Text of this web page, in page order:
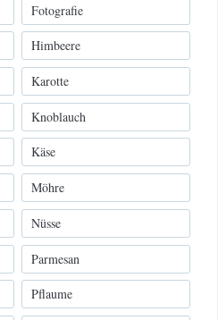
Fotografie
Himbeere
Karotte
Knoblauch
Käse
Möhre
Nüsse
Parmesan
Pflaume